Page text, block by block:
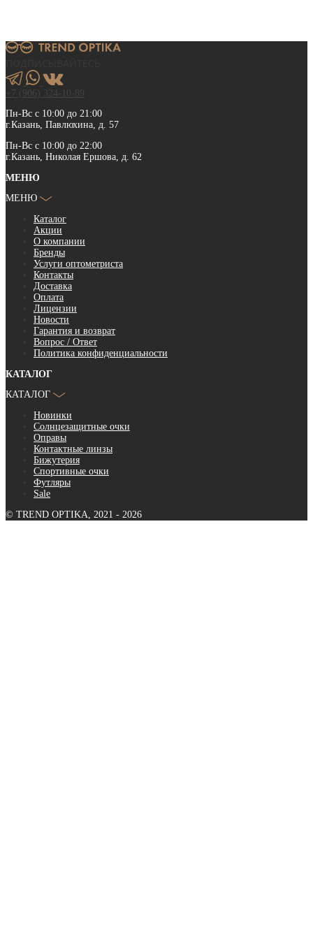
+7 (906) 324-10-89
Пн-Вс с 10:00 до 21:00
г.Казань, Павлюхина, д. 57
Пн-Вс с 10:00 до 22:00
г.Казань, Николая Ершова, д. 62
МЕНЮ
МЕНЮ
Каталог
Акции
О компании
Бренды
Услуги оптометриста
Контакты
Доставка
Оплата
Лицензии
Новости
Гарантия и возврат
Вопрос / Ответ
Политика конфиденциальности
КАТАЛОГ
КАТАЛОГ
Новинки
Солнцезащитные очки
Оправы
Контактные линзы
Бижутерия
Спортивные очки
Футляры
Sale
© TREND OPTIKA, 2021 - 2026